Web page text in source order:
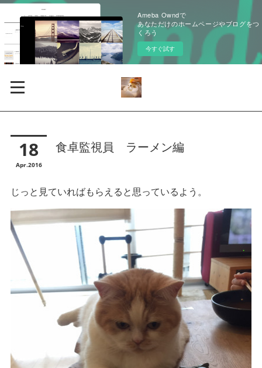
Ameba Owndで
あなただけのホームページやブログをつ
くろう
今すぐ試す
18
Apr 2016
食卓監視員 ラーメン編
じっと見ていればもらえると思っているよう。